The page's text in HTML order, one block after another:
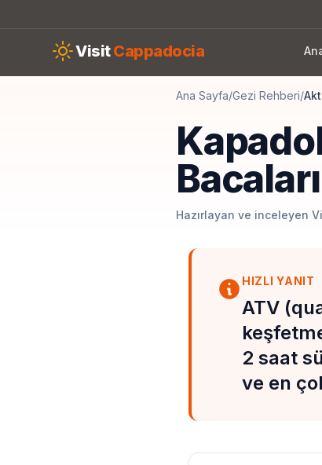
VisitCappadocia
Ana Sayfa/Gezi Rehberi/
Hazırlayan ve inceleyen
HIZLI YANIT
ATV
2 saat
ve en